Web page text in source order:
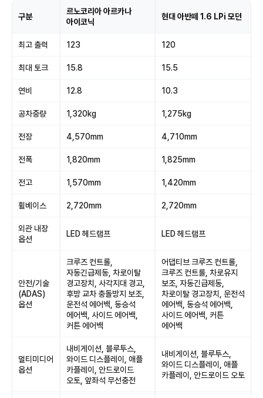
구분
르노코리아 아르카나
아이코닉
현대 아반떼 1.6 LPi 모던
최고 출력 123 120
최대 토크 15.8 15.5
연비 12.8 10.3
공차중량 1,320kg 1,275kg
전장 4,570mm 4,710mm
전폭 1,820mm 1,825mm
전고 1,570mm 1,420mm
휠베이스 2,720mm 2,720mm
외관 내장
옵션
LED 헤드램프 LED 헤드램프
안전/기술
(ADAS)
옵션
크루즈 컨트롤,
자동긴급제동, 차로이탈
경고장치, 사각지대 경고,
후방 교차 충돌방지 보조,
운전석 에어백, 동승석
에어백, 사이드 에어백,
커튼 에어백
어댑티브 크루즈 컨트롤,
크루즈 컨트롤, 차로유지
보조, 자동긴급제동,
차로이탈 경고장치, 운전석
에어백, 동승석 에어백,
사이드 에어백, 커튼
에어백
멀티미디어
옵션
내비게이션, 블루투스,
와이드 디스플레이, 애플
카플레이, 안드로이드
오토, 앞좌석 무선충전
내비게이션, 블루투스,
와이드 디스플레이, 애플
카플레이, 안드로이드 오토